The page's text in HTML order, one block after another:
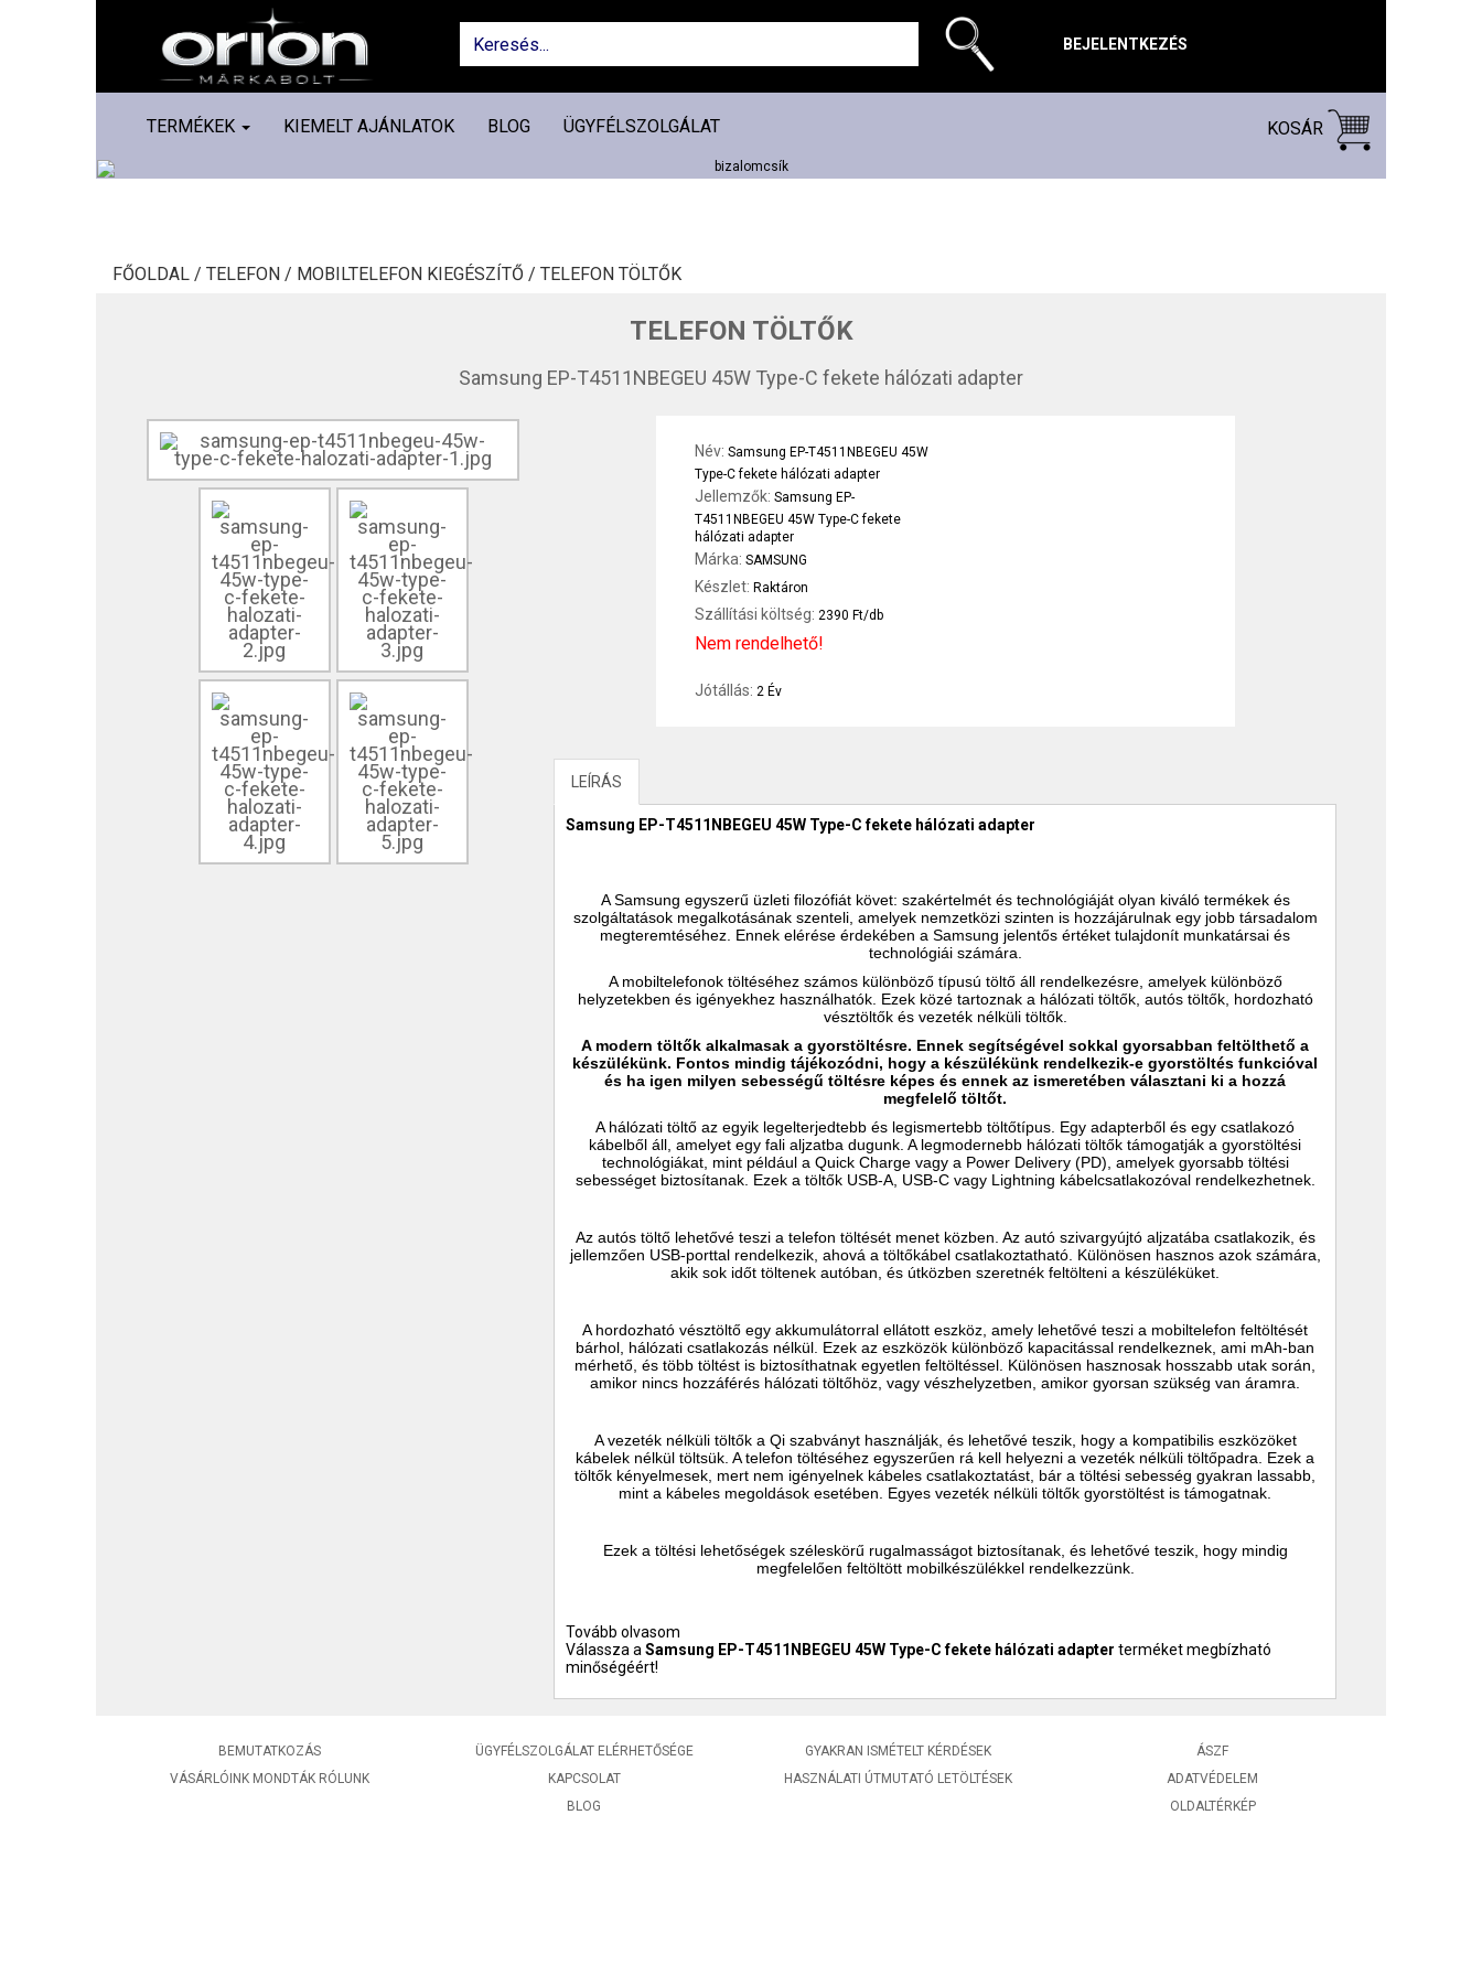
BEJELENTKEZÉS
TERMÉKEK KIEMELT AJÁNLATOK BLOG ÜGYFÉLSZOLGÁLAT KOSÁR
FŐOLDAL / TELEFON / MOBILTELEFON KIEGÉSZÍTŐ / TELEFON TÖLTŐK
TELEFON TÖLTŐK
Samsung EP-T4511NBEGEU 45W Type-C fekete hálózati adapter
Név: Samsung EP-T4511NBEGEU 45W
Type-C fekete hálózati adapter
Jellemzők: Samsung EP-
T4511NBEGEU 45W Type-C fekete
hálózati adapter
Márka: SAMSUNG
Készlet: Raktáron
Szállítási költség: 2390 Ft/db
Nem rendelhető!
Jótállás: 2 Év
LEÍRÁS
Samsung EP-T4511NBEGEU 45W Type-C fekete hálózati adapter
A Samsung egyszerű üzleti filozófiát követ: szakértelmét és technológiáját olyan kiváló termékek és
szolgáltatások megalkotásának szenteli, amelyek nemzetközi szinten is hozzájárulnak egy jobb társadalom
megteremtéséhez. Ennek elérése érdekében a Samsung jelentős értéket tulajdonít munkatársai és
technológiái számára.
A mobiltelefonok töltéséhez számos különböző típusú töltő áll rendelkezésre, amelyek különböző
helyzetekben és igényekhez használhatók. Ezek közé tartoznak a hálózati töltők, autós töltők, hordozható
vésztöltők és vezeték nélküli töltők.
A modern töltők alkalmasak a gyorstöltésre. Ennek segítségével sokkal gyorsabban feltölthető a
készülékünk. Fontos mindig tájékozódni, hogy a készülékünk rendelkezik-e gyorstöltés funkcióval
és ha igen milyen sebességű töltésre képes és ennek az ismeretében választani ki a hozzá
megfelelő töltőt.
A hálózati töltő az egyik legelterjedtebb és legismertebb töltőtípus. Egy adapterből és egy csatlakozó
kábelből áll, amelyet egy fali aljzatba dugunk. A legmodernebb hálózati töltők támogatják a gyorstöltési
technológiákat, mint például a Quick Charge vagy a Power Delivery (PD), amelyek gyorsabb töltési
sebességet biztosítanak. Ezek a töltők USB-A, USB-C vagy Lightning kábelcsatlakozóval rendelkezhetnek.
Az autós töltő lehetővé teszi a telefon töltését menet közben. Az autó szivargyújtó aljzatába csatlakozik, és
jellemzően USB-porttal rendelkezik, ahová a töltőkábel csatlakoztatható. Különösen hasznos azok számára,
akik sok időt töltenek autóban, és útközben szeretnék feltölteni a készüléküket.
A hordozható vésztöltő egy akkumulátorral ellátott eszköz, amely lehetővé teszi a mobiltelefon feltöltését
bárhol, hálózati csatlakozás nélkül. Ezek az eszközök különböző kapacitással rendelkeznek, ami mAh-ban
mérhető, és több töltést is biztosíthatnak egyetlen feltöltéssel. Különösen hasznosak hosszabb utak során,
amikor nincs hozzáférés hálózati töltőhöz, vagy vészhelyzetben, amikor gyorsan szükség van áramra.
A vezeték nélküli töltők a Qi szabványt használják, és lehetővé teszik, hogy a kompatibilis eszközöket
kábelek nélkül töltsük. A telefon töltéséhez egyszerűen rá kell helyezni a vezeték nélküli töltőpadra. Ezek a
töltők kényelmesek, mert nem igényelnek kábeles csatlakoztatást, bár a töltési sebesség gyakran lassabb,
mint a kábeles megoldások esetében. Egyes vezeték nélküli töltők gyorstöltést is támogatnak.
Ezek a töltési lehetőségek széleskörű rugalmasságot biztosítanak, és lehetővé teszik, hogy mindig
megfelelően feltöltött mobilkészülékkel rendelkezzünk.
Tovább olvasom
Válassza a Samsung EP-T4511NBEGEU 45W Type-C fekete hálózati adapter terméket megbízható
minőségéért!
BEMUTATKOZÁS
VÁSÁRLÓINK MONDTÁK RÓLUNK
ÜGYFÉLSZOLGÁLAT ELÉRHETŐSÉGE
KAPCSOLAT
BLOG
GYAKRAN ISMÉTELT KÉRDÉSEK
HASZNÁLATI ÚTMUTATÓ LETÖLTÉSEK
ÁSZF
ADATVÉDELEM
OLDALTÉRKÉP